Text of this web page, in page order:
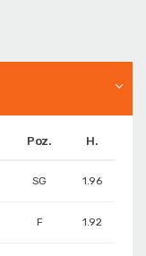
Poz. H.
SG 1.96
F 1.92